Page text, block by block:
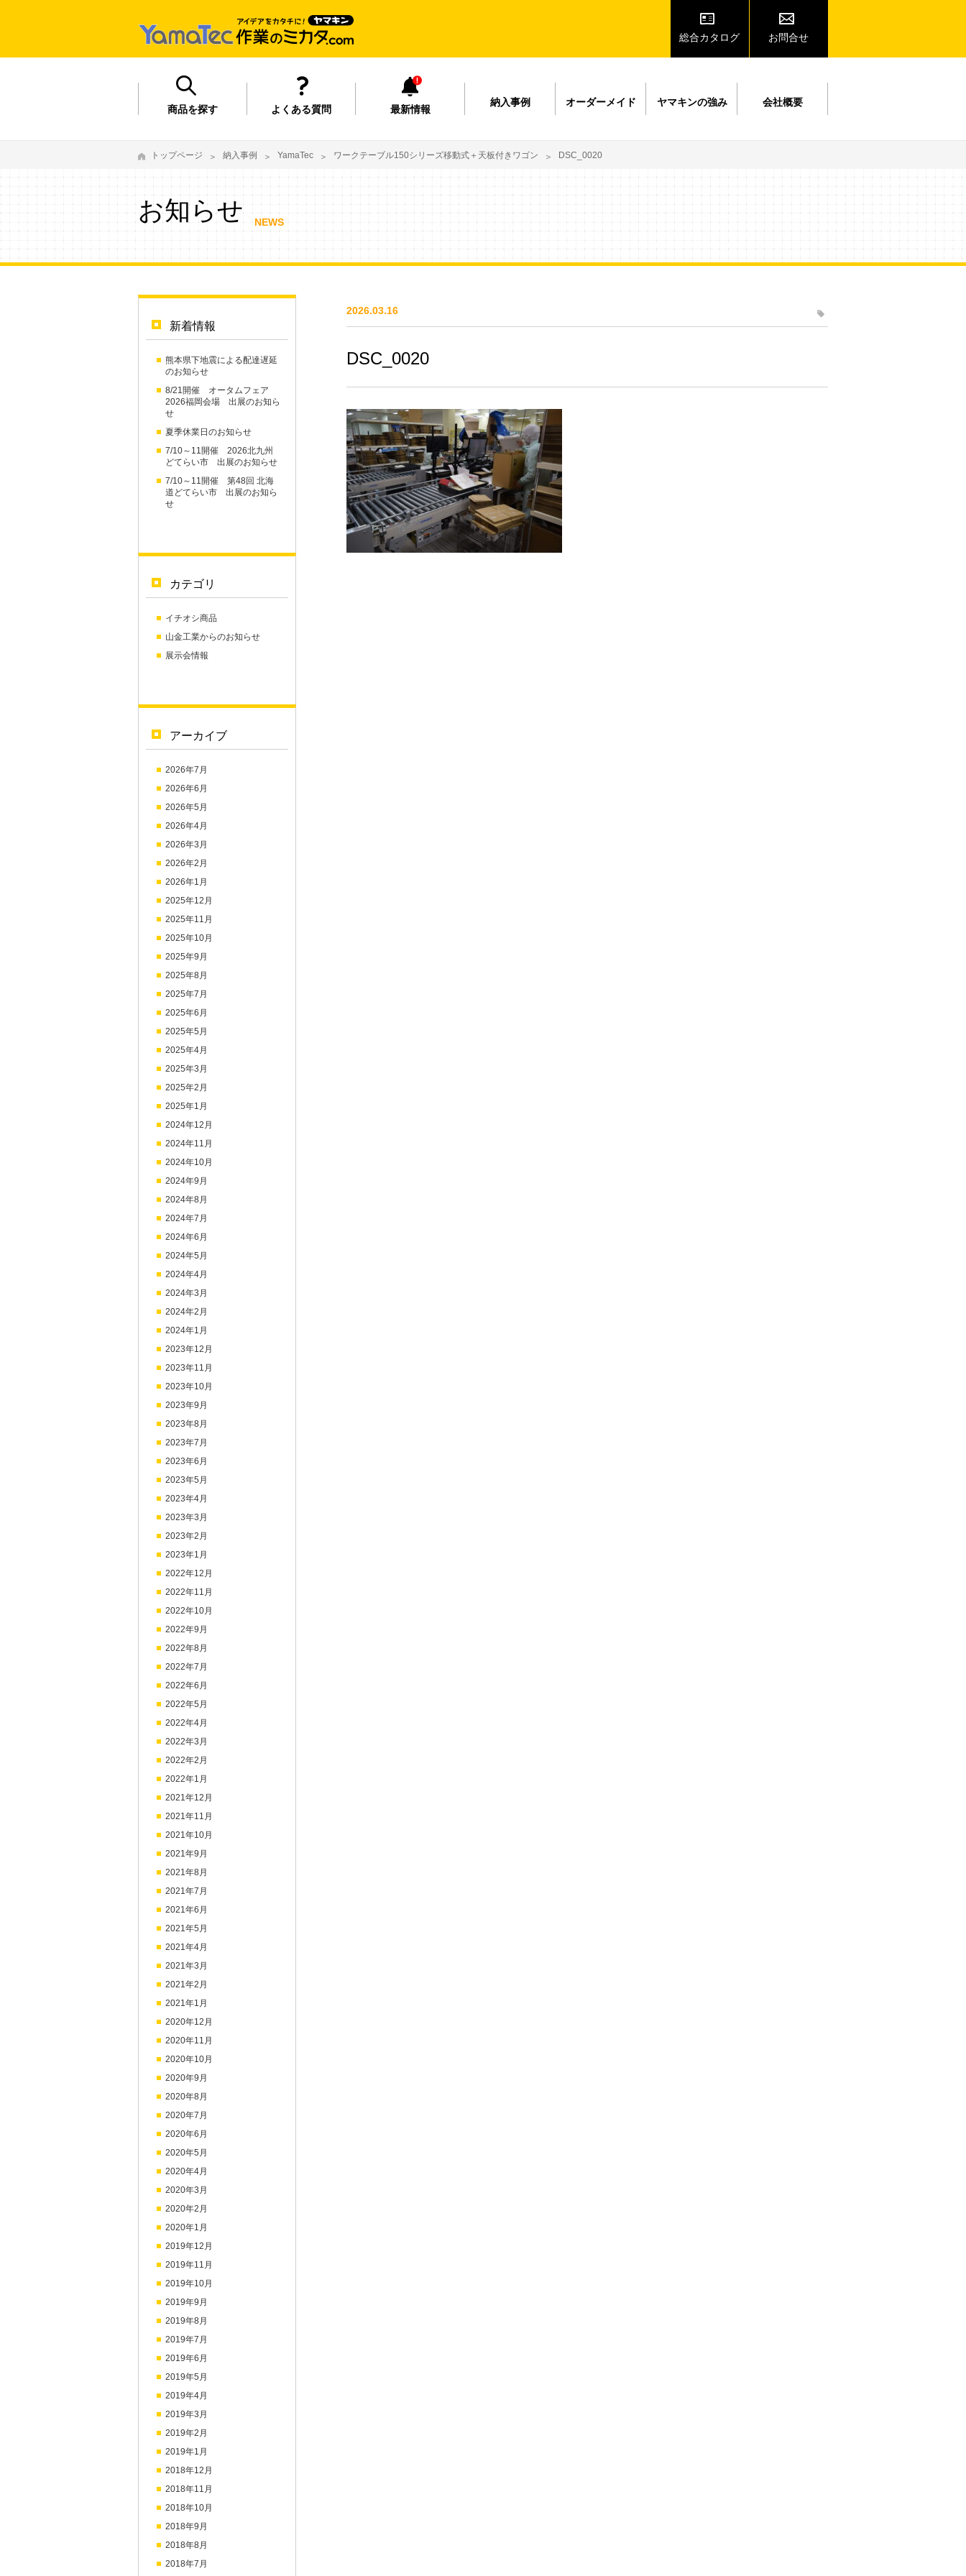
総合カタログ お問合せ
商品を探す よくある質問 最新情報
納入事例 オーダーメイド ヤマキンの強み 会社概要
トップページ 納入事例 YamaTec ワークテーブル150シリーズ移動式＋天板付きワゴン DSC_0020
お知らせ NEWS
新着情報
熊本県下地震による配達遅延
のお知らせ
8/21開催 オータムフェア
2026福岡会場 出展のお知ら
せ
夏季休業日のお知らせ
7/10～11開催 2026北九州
どてらい市 出展のお知らせ
7/10～11開催 第48回 北海
道どてらい市 出展のお知ら
せ
カテゴリ
イチオシ商品
山金工業からのお知らせ
展示会情報
アーカイブ
2026年7月
2026年6月
2026年5月
2026年4月
2026年3月
2026年2月
2026年1月
2025年12月
2025年11月
2025年10月
2025年9月
2025年8月
2025年7月
2025年6月
2025年5月
2025年4月
2025年3月
2025年2月
2025年1月
2024年12月
2024年11月
2024年10月
2024年9月
2024年8月
2024年7月
2024年6月
2024年5月
2024年4月
2024年3月
2024年2月
2024年1月
2023年12月
2023年11月
2023年10月
2023年9月
2023年8月
2023年7月
2023年6月
2023年5月
2023年4月
2023年3月
2023年2月
2023年1月
2022年12月
2022年11月
2022年10月
2022年9月
2022年8月
2022年7月
2022年6月
2022年5月
2022年4月
2022年3月
2022年2月
2022年1月
2021年12月
2021年11月
2021年10月
2021年9月
2021年8月
2021年7月
2021年6月
2021年5月
2021年4月
2021年3月
2021年2月
2021年1月
2020年12月
2020年11月
2020年10月
2020年9月
2020年8月
2020年7月
2020年6月
2020年5月
2020年4月
2020年3月
2020年2月
2020年1月
2019年12月
2019年11月
2019年10月
2019年9月
2019年8月
2019年7月
2019年6月
2019年5月
2019年4月
2019年3月
2019年2月
2019年1月
2018年12月
2018年11月
2018年10月
2018年9月
2018年8月
2018年7月
2026.03.16
DSC_0020